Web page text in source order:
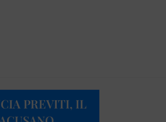
PREVITI, IL